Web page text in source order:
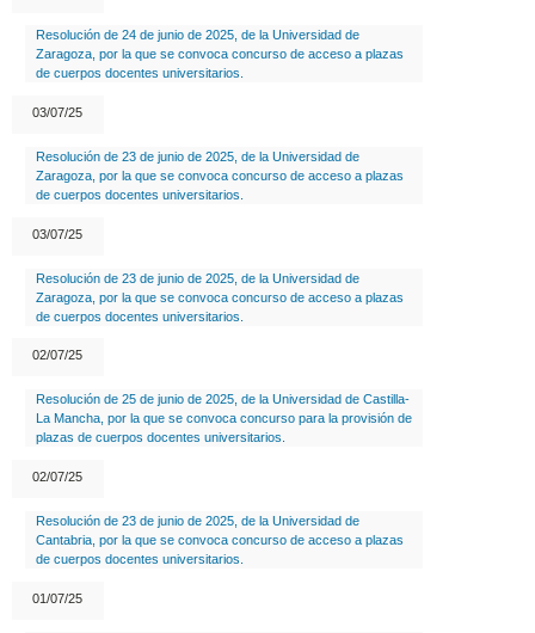
Resolución de 24 de junio de 2025, de la Universidad de
Zaragoza, por la que se convoca concurso de acceso a plazas
de cuerpos docentes universitarios.
03/07/25
Resolución de 23 de junio de 2025, de la Universidad de
Zaragoza, por la que se convoca concurso de acceso a plazas
de cuerpos docentes universitarios.
03/07/25
Resolución de 23 de junio de 2025, de la Universidad de
Zaragoza, por la que se convoca concurso de acceso a plazas
de cuerpos docentes universitarios.
02/07/25
Resolución de 25 de junio de 2025, de la Universidad de Castilla-
La Mancha, por la que se convoca concurso para la provisión de
plazas de cuerpos docentes universitarios.
02/07/25
Resolución de 23 de junio de 2025, de la Universidad de
Cantabria, por la que se convoca concurso de acceso a plazas
de cuerpos docentes universitarios.
01/07/25